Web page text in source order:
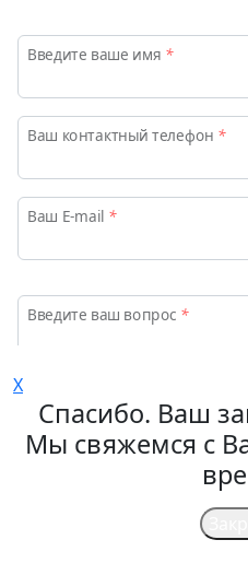
15.03.03
Бюджетных мест
Введите ваше имя *
Ваш контактный телефон *
Ваш E-mail *
Введите ваш вопрос *
Отправить
Нажимая на кнопку
политикой по
X
Спасибо. Ваш
Мы свяжемся с